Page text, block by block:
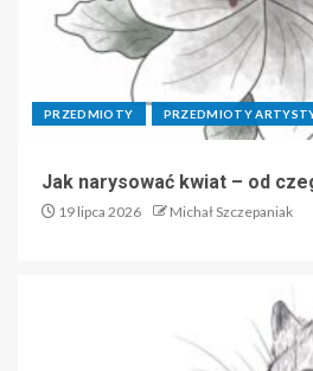
PRZEDMIOTY PRZEDMIOTY
Jak narysować kwiat – od
19 lipca 2026 Michał Szczepaniak